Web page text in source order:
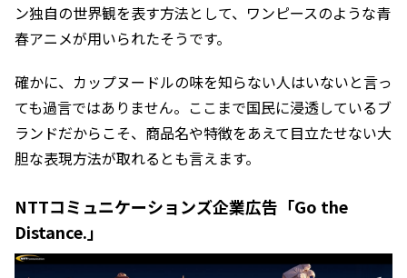
ン独自の世界観を表す方法として、ワンピースのような青
春アニメが用いられたそうです。
確かに、カップヌードルの味を知らない人はいないと言っ
ても過言ではありません。ここまで国民に浸透しているブ
ランドだからこそ、商品名や特徴をあえて目立たせない大
胆な表現方法が取れるとも言えます。
NTTコミュニケーションズ企業広告「Go the
Distance.」